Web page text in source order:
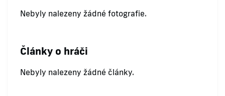
Nebyly nalezeny žádné fotografie.
Články o hráči
Nebyly nalezeny žádné články.